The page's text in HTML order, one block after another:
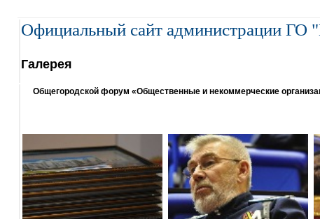
Официальный сайт администрации ГО
Галерея
Общегородской форум «Общественные и некоммерческие